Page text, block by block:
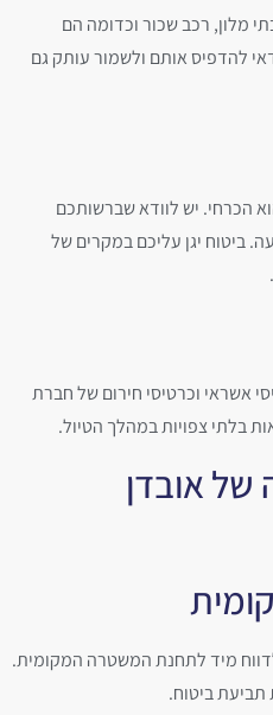
מלון, רכב שכור וכדומה הם
להדפיס אותם ולשמור עותק גם
הכרחי. יש לוודא שברשותכם
ביטוח יגן עליכם במקרים של
אשראי וכרטיסי חירום של חברת
בלתי צפויות במהלך הטיול.
אובדן
מיד לתחנת המשטרה המקומית.
תביעת ביטוח.